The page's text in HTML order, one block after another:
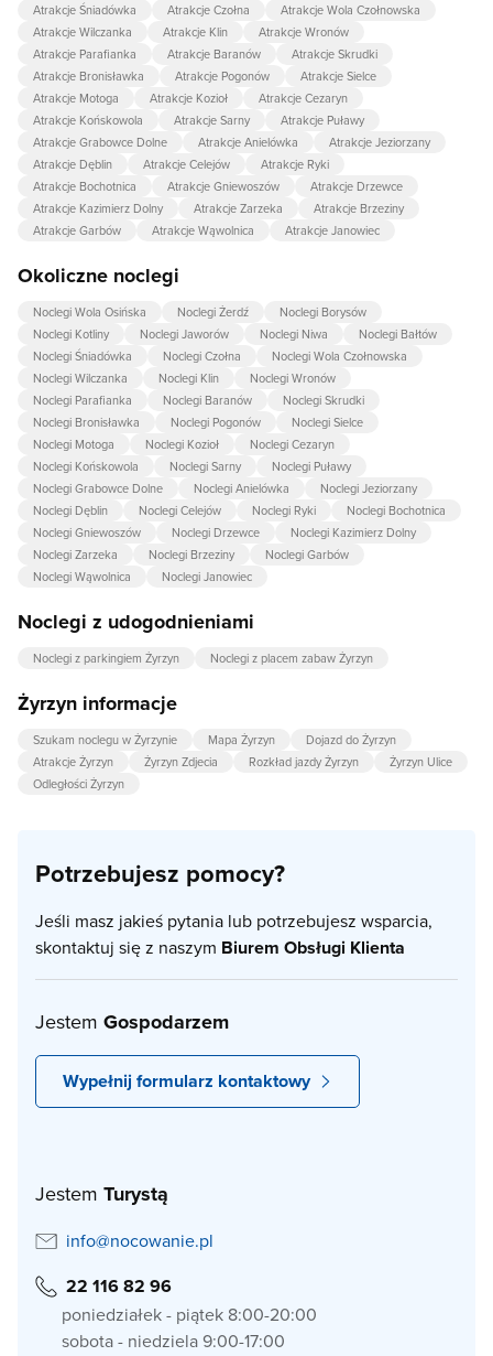
Atrakcje Śniadówka
Atrakcje Czołna
Atrakcje Wola Czołnowska
Atrakcje Wilczanka
Atrakcje Klin
Atrakcje Wronów
Atrakcje Parafianka
Atrakcje Baranów
Atrakcje Skrudki
Atrakcje Bronisławka
Atrakcje Pogonów
Atrakcje Sielce
Atrakcje Motoga
Atrakcje Kozioł
Atrakcje Cezaryn
Atrakcje Końskowola
Atrakcje Sarny
Atrakcje Puławy
Atrakcje Grabowce Dolne
Atrakcje Anielówka
Atrakcje Jeziorzany
Atrakcje Dęblin
Atrakcje Celejów
Atrakcje Ryki
Atrakcje Bochotnica
Atrakcje Gniewoszów
Atrakcje Drzewce
Atrakcje Kazimierz Dolny
Atrakcje Zarzeka
Atrakcje Brzeziny
Atrakcje Garbów
Atrakcje Wąwolnica Atrakcje Janowiec
Okoliczne noclegi
Noclegi Wola Osińska Noclegi Żerdź
Noclegi Borysów
Noclegi Kotliny
Noclegi Jaworów Noclegi Niwa
Noclegi Bałtów
Noclegi Śniadówka
Noclegi Czołna
Noclegi Wola Czołnowska
Noclegi Wilczanka
Noclegi Klin
Noclegi Wronów
Noclegi Parafianka
Noclegi Baranów
Noclegi Skrudki
Noclegi Bronisławka
Noclegi Pogonów
Noclegi Sielce
Noclegi Motoga
Noclegi Kozioł
Noclegi Cezaryn
Noclegi Końskowola
Noclegi Sarny
Noclegi Puławy
Noclegi Grabowce Dolne
Noclegi Anielówka
Noclegi Jeziorzany
Noclegi Dęblin
Noclegi Celejów Noclegi Ryki
Noclegi Bochotnica
Noclegi Gniewoszów
Noclegi Drzewce
Noclegi Kazimierz Dolny
Noclegi Zarzeka
Noclegi Brzeziny
Noclegi Garbów
Noclegi Wąwolnica
Noclegi Janowiec
Noclegi z udogodnieniami
Noclegi z parkingiem Żyrzyn Noclegi z placem zabaw Żyrzyn
Żyrzyn informacje
Szukam noclegu w Żyrzynie Mapa Żyrzyn
Dojazd do Żyrzyn
Atrakcje Żyrzyn
Żyrzyn Zdjecia Rozkład jazdy Żyrzyn
Żyrzyn Ulice
Odległości Żyrzyn
Potrzebujesz pomocy?
Jeśli masz jakieś pytania lub potrzebujesz wsparcia,
skontaktuj się z naszym Biurem Obsługi Klienta
Jestem Gospodarzem
Wypełnij formularz kontaktowy
Jestem Turystą
info@nocowanie.pl
22 116 82 96
poniedziałek - piątek 8:00-20:00
sobota - niedziela 9:00-17:00